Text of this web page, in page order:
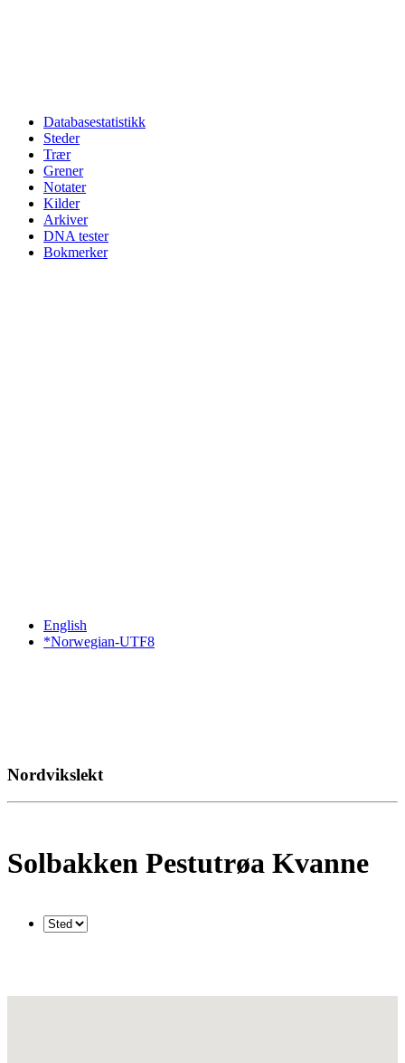
Databasestatistikk
Steder
Trær
Grener
Notater
Kilder
Arkiver
DNA tester
Bokmerker
English
*Norwegian-UTF8
Nordvikslekt
Solbakken Pestutrøa Kvanne